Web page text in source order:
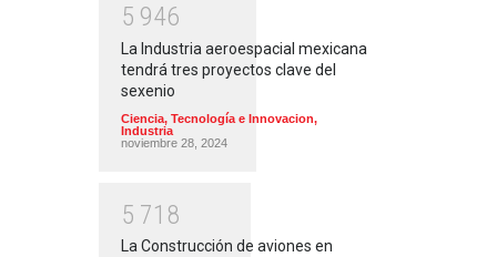
5 946
La Industria aeroespacial mexicana
tendrá tres proyectos clave del
sexenio
Ciencia, Tecnología e Innovacion,
Industria
noviembre 28, 2024
5 71 8
La Construcción de aviones en